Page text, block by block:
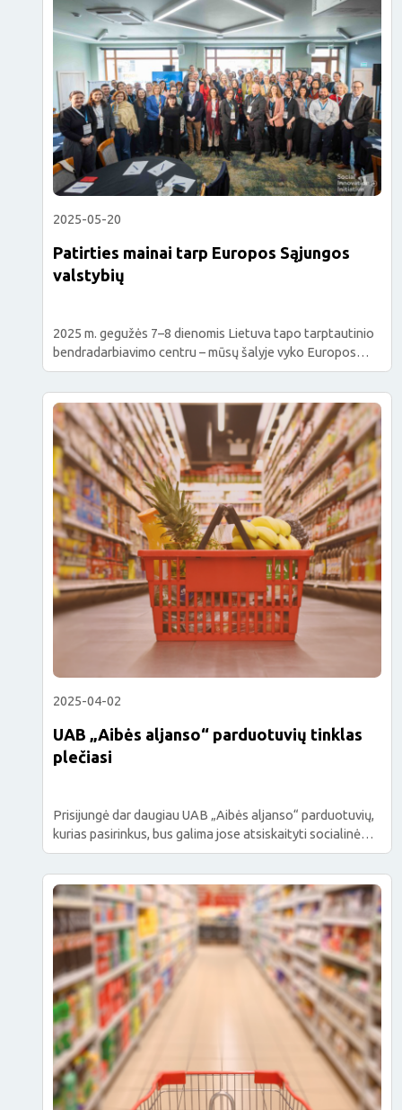
nepasiturinčių gyventojų sulauks piniginių pervedimų į
savo pasirinktų prekybos tinklų socialines […]
2025-05-20
Patirties mainai tarp Europos Sąjungos
valstybių
2025 m. gegužės 7–8 dienomis Lietuva tapo tarptautinio
bendradarbiavimo centru – mūsų šalyje vyko Europos
socialinio fondo+ (ESF+) Materialinio nepritekliaus
paramos praktikos bendruomenės renginys,
skirtas skirtingų materialinės paramos teikimo formų
gerosios patirties mainams. Šis tarptautinis susitikimas
subūrė beveik 70 dalyvių iš įvairių Europos Sąjungos šalių
narių institucijų bei organizacijų, kurios įgyvendina ESF+
Materialinio nepritekliaus mažinimo lėšomis remiamas
veiklas. […]
2025-04-02
UAB „Aibės aljanso“ parduotuvių tinklas
plečiasi
Prisijungė dar daugiau UAB „Aibės aljanso“ parduotuvių,
kurias pasirinkus, bus galima jose atsiskaityti socialinėmis
kortelėmis. Dabar įvairiose savivaldybėse žmonės galės
rinktis iš dar daugiau parduotuvių, kurios suteikia
galimybę paramos gavėjams apsipirkti arčiau namų. Aibės
aljanso parduotuvės pasipildė šiose
savivaldybėse: Alytaus miesto savivaldybėje, Anykščių
rajono savivaldybėje, Birštono miesto savivaldybėje,
Biržų rajono savivaldybėje, Klaipėdos rajono
savivaldybėje, Kupiškio rajono […]